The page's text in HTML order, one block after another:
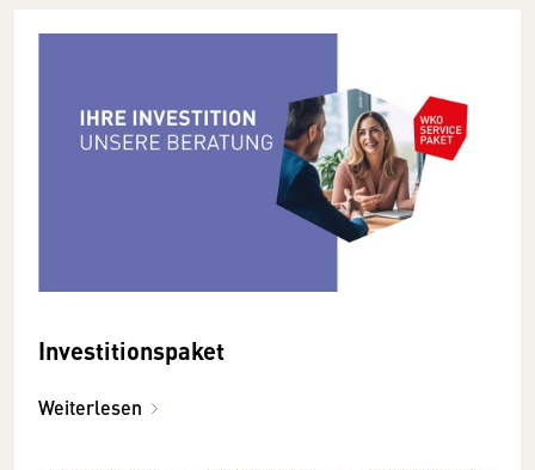
Investitionspaket
Weiterlesen